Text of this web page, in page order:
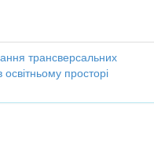
трансверсальних
просторі